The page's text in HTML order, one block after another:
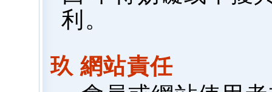
利。
玖 網站責任